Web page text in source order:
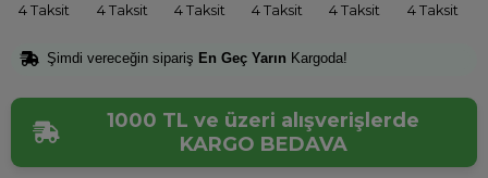
4 Taksit 4 Taksit 4 Taksit 4 Taksit 4 Taksit 4 Taksit
Şimdi vereceğin sipariş En Geç Yarın Kargoda!
1000 TL ve üzeri alışverişlerde
KARGO BEDAVA